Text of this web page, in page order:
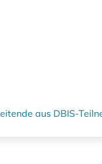
aus DBIS-